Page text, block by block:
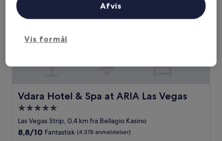
Vdara Hotel & Spa at ARIA Las Vegas
Vdara Hotel & Spa at ARIA Las Vegas
5.0-
stjernet
overnatningssted
Las Vegas Strip, 0,4 km fra Bellagio Kasino
8.8
8,8/10 Fantastisk (4.378 anmeldelser)
Vis formål
Afvis